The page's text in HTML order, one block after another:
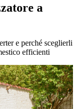
a
e perché sceglierli
efficienti